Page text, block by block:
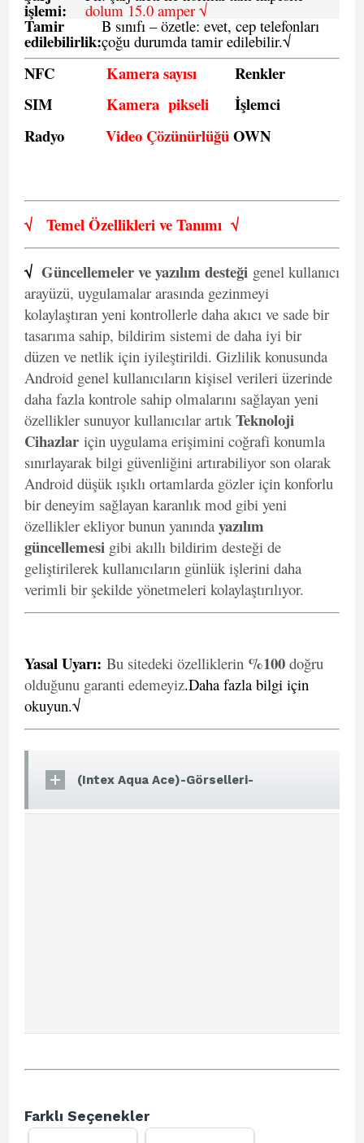
işlemi: dolum 15.0 amper √
Tamir
edilebilirlik:
B sınıfı – özetle: evet, cep telefonları
çoğu durumda tamir edilebilir.√
NFC Kamera sayısı
Renkler
SIM
Kamera pikseli
İşlemci
Radyo
Video ÇözünürlüğüOWN
√ Temel Özellikleri veTanımı √
√ Güncellemeler ve yazılım desteği genel kullanıcı
arayüzü, uygulamalar arasında gezinmeyi
kolaylaştıran yeni kontrollerle daha akıcı ve sade bir
tasarıma sahip, bildirim sistemi de daha iyi bir
düzen ve netlik için iyileştirildi. Gizlilik konusunda
Android genel kullanıcıların kişisel verileri üzerinde
daha fazla kontrole sahip olmalarını sağlayan yeni
özellikler sunuyor kullanıcılar artıkTeknoloji
Cihazlar için uygulama erişimini coğrafi konumla
sınırlayarak bilgi güvenliğini artırabiliyor son olarak
Android düşük ışıklı ortamlarda gözler için konforlu
bir deneyim sağlayan karanlık mod gibi yeni
özellikler ekliyor bunun yanında yazılım
güncellemesi gibi akıllı bildirim desteği de
geliştirilerek kullanıcıların günlük işlerini daha
verimli bir şekilde yönetmeleri kolaylaştırılıyor.
Yasal Uyarı: Bu sitedeki özelliklerin %100 doğru
olduğunu garanti edemeyiz.Daha fazla bilgi için
okuyun.√
(Intex Aqua Ace)-Görselleri-
Farklı Seçenekler